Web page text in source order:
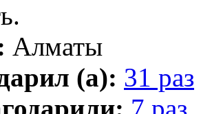
Алматы
(а): 31 раз
7 раз